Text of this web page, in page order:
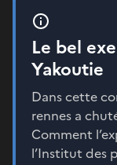
Le bel
Yakoutie
Dans cette
rennes a
Comment
l’Institut des